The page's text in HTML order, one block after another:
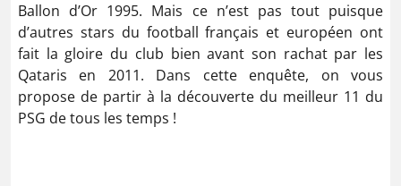
Ballon d’Or 1995. Mais ce n’est pas tout puisque
d’autres stars du football français et européen ont
fait la gloire du club bien avant son rachat par les
Qataris en 2011. Dans cette enquête, on vous
propose de partir à la découverte du meilleur 11 du
PSG de tous les temps !